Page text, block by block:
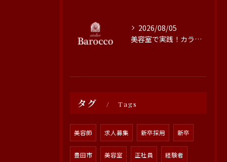
2026/08/05
美容室で実践！カラーの色持ちを高める方法
タグ Tags
美容師 求人募集 新卒採用 新卒
豊田市 美容室 正社員 経験者